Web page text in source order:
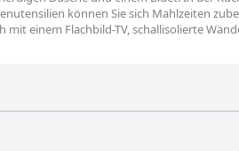
können Sie sich Mahlzeiten
einem Flachbild-TV, schallisolierte